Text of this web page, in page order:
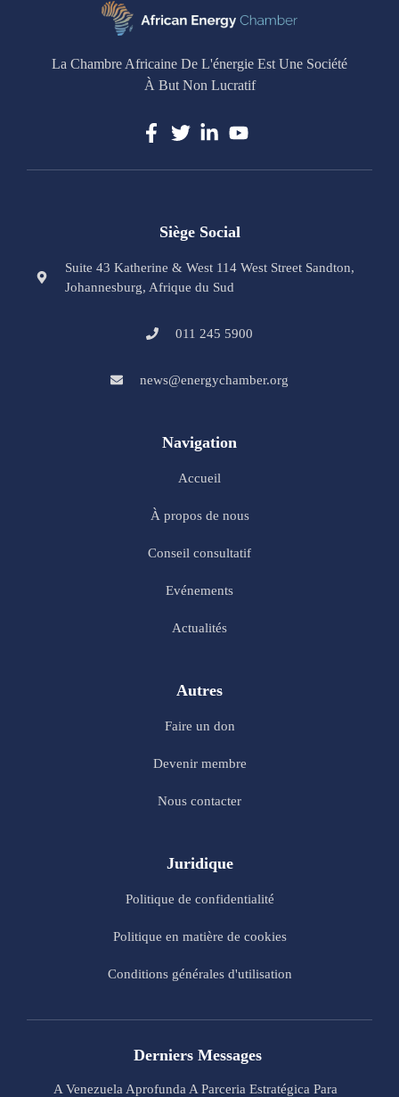
La Chambre Africaine De L'énergie Est Une Société
À But Non Lucratif
Siège Social
Suite 43 Katherine & West 114 West Street Sandton,
Johannesburg, Afrique du Sud
011 245 5900
news@energychamber.org
Navigation
Accueil
À propos de nous
Conseil consultatif
Evénements
Actualités
Autres
Faire un don
Devenir membre
Nous contacter
Juridique
Politique de confidentialité
Politique en matière de cookies
Conditions générales d'utilisation
Derniers Messages
A Venezuela Aprofunda A Parceria Estratégica Para